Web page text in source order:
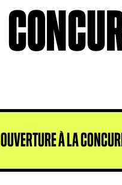
OUVERTURE À LA
Non, l’ouverture